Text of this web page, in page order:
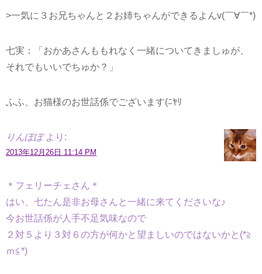
>一気に３お兄ちゃんと２お姉ちゃんができるよんv(￣∀￣*)
七実：「おかあさんももれなく一緒についてきましゅが、
それでもいいでちゅか？」
ふふ、お猫様のお世話係でございます(ﾆﾔﾘ
りんぽぽ より:
2013年12月26日 11:14 PM
＊フェリーチェさん＊
はい、七たん是非お母さんと一緒に来てくださいな♪
今お世話係が人手不足気味なので
２対５より３対６の方が何かと望ましいのではないかと(*≧
ｍ≦*)